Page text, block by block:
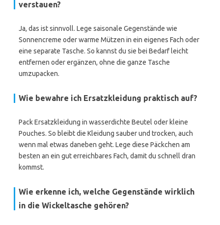
verstauen?
Ja, das ist sinnvoll. Lege saisonale Gegenstände wie
Sonnencreme oder warme Mützen in ein eigenes Fach oder
eine separate Tasche. So kannst du sie bei Bedarf leicht
entfernen oder ergänzen, ohne die ganze Tasche
umzupacken.
Wie bewahre ich Ersatzkleidung praktisch auf?
Pack Ersatzkleidung in wasserdichte Beutel oder kleine
Pouches. So bleibt die Kleidung sauber und trocken, auch
wenn mal etwas daneben geht. Lege diese Päckchen am
besten an ein gut erreichbares Fach, damit du schnell dran
kommst.
Wie erkenne ich, welche Gegenstände wirklich
in die Wickeltasche gehören?